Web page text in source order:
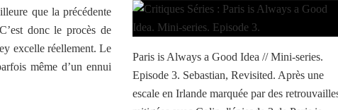
que la précédente
donc le procès de
excelle réellement. Le
même d’un ennui
Paris is Always a Good Idea // Mini-series.
Episode 3. Sebastian, Revisited. Après une
escale en Irlande marquée par des